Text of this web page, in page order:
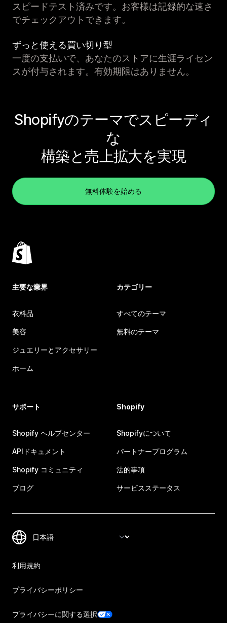
スピードテスト済みです。お客様は記録的な速さ
でチェックアウトできます。
ずっと使える買い切り型
一度の支払いで、あなたのストアに生涯ライセン
スが付与されます。有効期限はありません。
Shopifyのテーマでスピーディ
な
構築と売上拡大を実現
無料体験を始める
主要な業界
衣料品
美容
ジュエリーとアクセサリー
ホーム
カテゴリー
すべてのテーマ
無料のテーマ
サポート
Shopify ヘルプセンター
APIドキュメント
Shopify コミュニティ
ブログ
Shopify
Shopifyについて
パートナープログラム
法的事項
サービスステータス
利用規約
プライバシーポリシー
プライバシーに関する選択